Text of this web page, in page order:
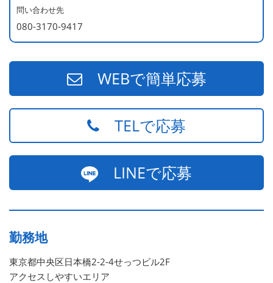
問い合わせ先
080-3170-9417
WEBで簡単応募
TELで応募
LINEで応募
勤務地
東京都中央区日本橋2-2-4せっつビル2F
アクセスしやすいエリア